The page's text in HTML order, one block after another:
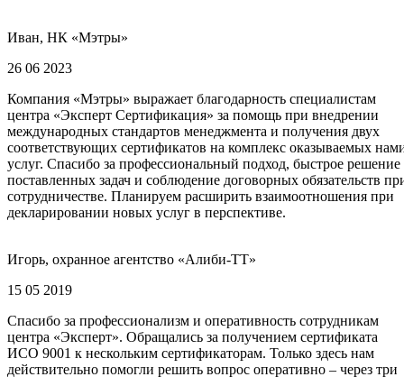
Иван, НК «Мэтры»
26 06 2023
Компания «Мэтры» выражает благодарность специалистам
центра «Эксперт Сертификация» за помощь при внедрении
международных стандартов менеджмента и получения двух
соответствующих сертификатов на комплекс оказываемых
услуг. Спасибо за профессиональный подход, быстрое решение
поставленных задач и соблюдение договорных обязательств
сотрудничестве. Планируем расширить взаимоотношения при
декларировании новых услуг в перспективе.
Игорь, охранное агентство «Алиби-ТТ»
15 05 2019
Спасибо за профессионализм и оперативность сотрудникам
центра «Эксперт». Обращались за получением сертификата
ИСО 9001 к нескольким сертификаторам. Только здесь нам
действительно помогли решить вопрос оперативно – через три